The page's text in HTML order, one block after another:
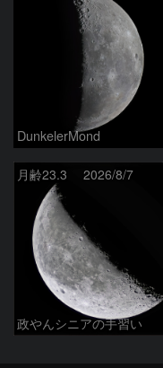
DunkelerMond
月齢23.3 2026/8/7
政やんシニアの手習い